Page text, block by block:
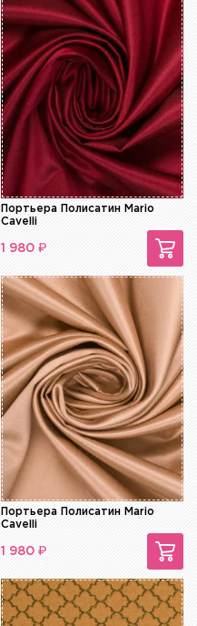
Портьера Полисатин Mario
Cavelli
1 980 ₽
Портьера Полисатин Mario
Cavelli
1 980 ₽